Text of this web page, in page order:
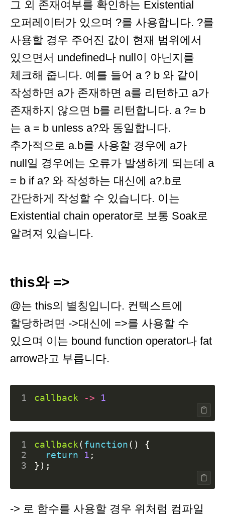
그 외 존재여부를 확인하는 Existential
오퍼레이터가 있으며 ?를 사용합니다. ?를
사용할 경우 주어진 값이 현재 범위에서
있으면서 undefined나 null이 아닌지를
체크해 줍니다. 예를 들어 a ? b 와 같이
작성하면 a가 존재하면 a를 리턴하고 a가
존재하지 않으면 b를 리턴합니다. a ?= b
는 a = b unless a?와 동일합니다.
추가적으로 a.b를 사용할 경우에 a가
null일 경우에는 오류가 발생하게 되는데 a
= b if a? 와 작성하는 대신에 a?.b로
간단하게 작성할 수 있습니다. 이는
Existential chain operator로 보통 Soak로
알려져 있습니다.
this와 =>
@는 this의 별칭입니다. 컨텍스트에
할당하려면 ->대신에 =>를 사용할 수
있으며 이는 bound function operator나 fat
arrow라고 부릅니다.
1 callback -> 1
1 callback(function()
{
2
return 1 ;
3
});
-> 로 함수를 사용할 경우 위처럼 컴파일